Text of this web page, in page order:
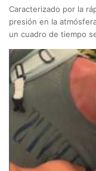
Caracterizado por la
presión en la
un cuadro de tiempo